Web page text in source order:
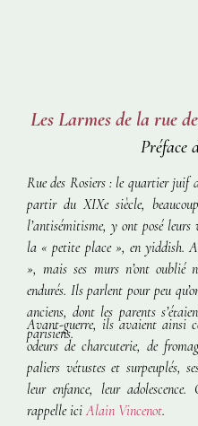
Les Larmes de la rue
Préface
Rue des Rosiers : le quartier juif
partir du XIXe siècle,
l’antisémitisme, y ont posé
la « petite place », en yiddish.
», mais ses murs n’ont oublié
endurés. Ils parlent pour peu
anciens, dont les parents
parisiens.
Avant-guerre, ils avaient ainsi
odeurs de charcuterie, de
paliers vétustes et surpeuplés,
leur enfance, leur
rappelle iciAlain Vincenot.